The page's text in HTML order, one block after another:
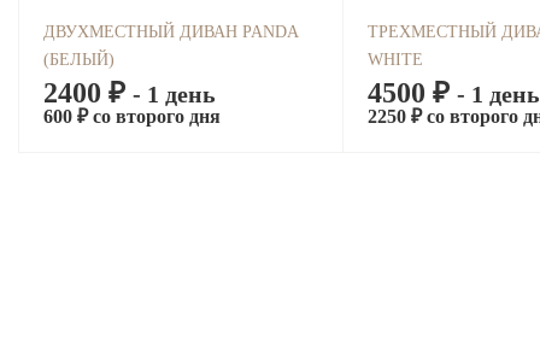
ДВУХМЕСТНЫЙ ДИВАН PANDA
(БЕЛЫЙ)
2400 ₽ - 1 день
600 ₽ со второго дня
ТРЕХМЕСТНЫЙ
WHITE
4500 ₽ - 1 день
2250 ₽ со второго